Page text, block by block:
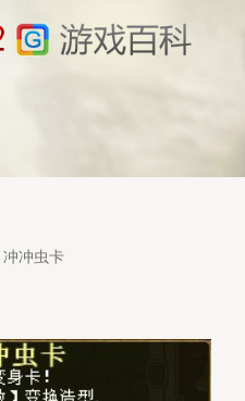
冲冲虫卡